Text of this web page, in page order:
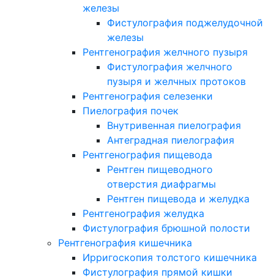
железы
Фистулография поджелудочной
железы
Рентгенография желчного пузыря
Фистулография желчного
пузыря и желчных протоков
Рентгенография селезенки
Пиелография почек
Внутривенная пиелография
Антеградная пиелография
Рентгенография пищевода
Рентген пищеводного
отверстия диафрагмы
Рентген пищевода и желудка
Рентгенография желудка
Фистулография брюшной полости
Рентгенография кишечника
Ирригоскопия толстого кишечника
Фистулография прямой кишки